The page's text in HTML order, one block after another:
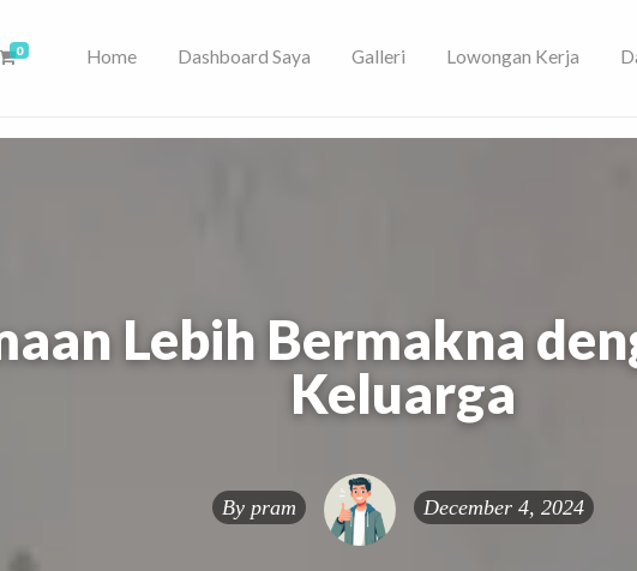
0 Home Dashboard Saya Galleri Lowongan Kerja
Lebih Bermakna
Keluarga
By pram December 4, 2024